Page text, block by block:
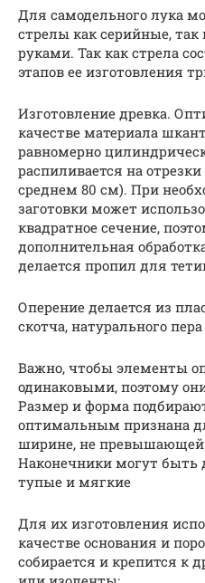
Для самодельного лука
стрелы как серийные,
руками. Так как стрела
этапов ее изготовления
Изготовление древка.
качестве материала
равномерно
распиливается на
среднем 80 см). При
заготовки может
квадратное сечение,
дополнительная
делается пропил для
Оперение делается из
скотча, натурального пера
Важно, чтобы элементы
одинаковыми, поэтому
Размер и форма
оптимальным признана
ширине, не превышающей
Наконечники могут быть
тупые и мягкие
Для их изготовления
качестве основания и
собирается и крепится к